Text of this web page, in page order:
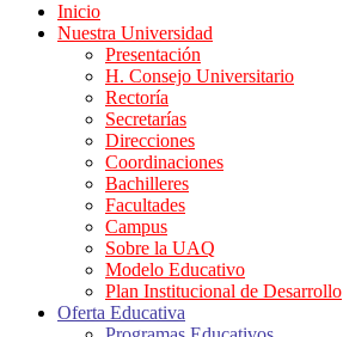
Inicio
Nuestra Universidad
Presentación
H. Consejo Universitario
Rectoría
Secretarías
Direcciones
Coordinaciones
Bachilleres
Facultades
Campus
Sobre la UAQ
Modelo Educativo
Plan Institucional de Desarrollo
Oferta Educativa